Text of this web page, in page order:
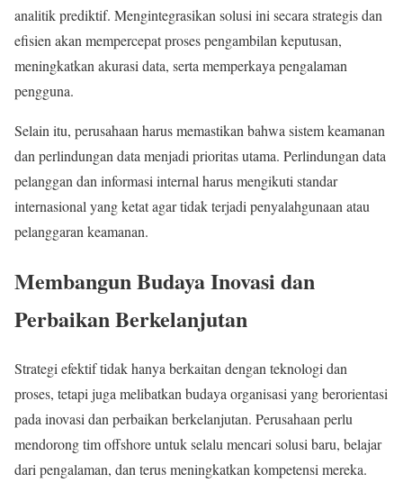
analitik prediktif. Mengintegrasikan solusi ini secara strategis dan
efisien akan mempercepat proses pengambilan keputusan,
meningkatkan akurasi data, serta memperkaya pengalaman
pengguna.
Selain itu, perusahaan harus memastikan bahwa sistem keamanan
dan perlindungan data menjadi prioritas utama. Perlindungan data
pelanggan dan informasi internal harus mengikuti standar
internasional yang ketat agar tidak terjadi penyalahgunaan atau
pelanggaran keamanan.
Membangun Budaya Inovasi dan
Perbaikan Berkelanjutan
Strategi efektif tidak hanya berkaitan dengan teknologi dan
proses, tetapi juga melibatkan budaya organisasi yang berorientasi
pada inovasi dan perbaikan berkelanjutan. Perusahaan perlu
mendorong tim offshore untuk selalu mencari solusi baru, belajar
dari pengalaman, dan terus meningkatkan kompetensi mereka.